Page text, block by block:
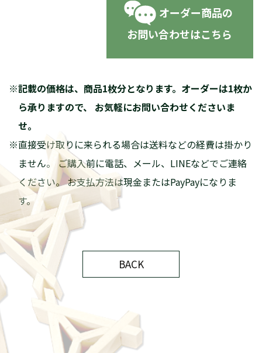
NEWS
木香美・服部とは
施工実績 納品までの流れ
技巧紹介
特定商取引法に基づく表記
オーダー商品の
お問い合わせはこちら
BACK